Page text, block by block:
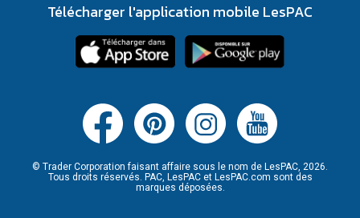
Télécharger l'application mobile LesPAC
© Trader Corporation faisant affaire sous le nom de LesPAC, 2026.
Tous droits réservés. PAC, LesPAC et LesPAC.com sont des
marques déposées.